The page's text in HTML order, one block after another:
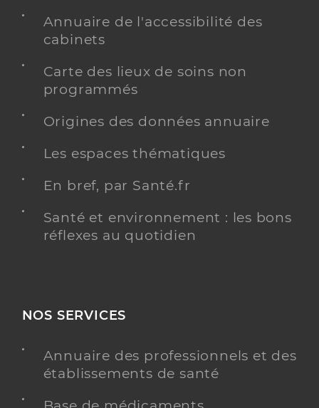
Annuaire de l'accessibilité des
cabinets
Carte des lieux de soins non
programmés
Origines des données annuaire
Les espaces thématiques
En bref, par Santé.fr
Santé et environnement : les bons
réflexes au quotidien
NOS SERVICES
Annuaire des professionnels et des
établissements de santé